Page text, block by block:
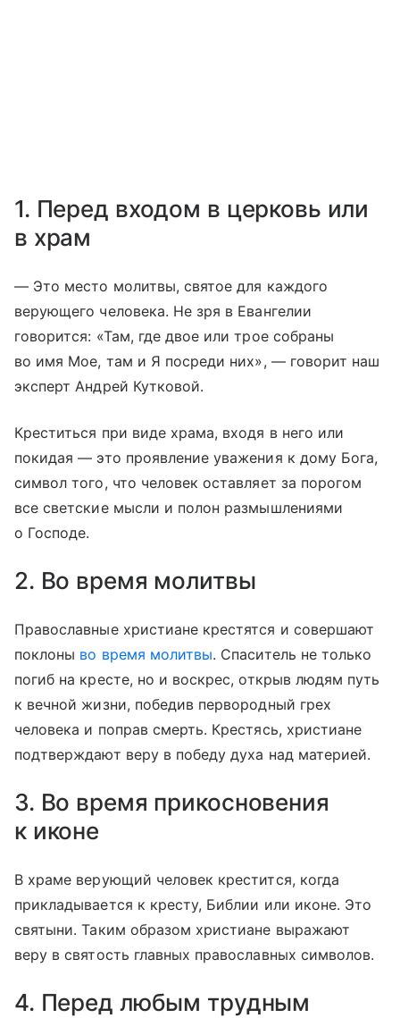
1. Перед входом в церковь или
в храм
— Это место молитвы, святое для каждого
верующего человека. Не зря в Евангелии
говорится: «Там, где двое или трое собраны
во имя Мое, там и Я посреди них», — говорит наш
эксперт Андрей Кутковой.
Креститься при виде храма, входя в него или
покидая — это проявление уважения к дому Бога,
символ того, что человек оставляет за порогом
все светские мысли и полон размышлениями
о Господе.
2. Во время молитвы
Православные христиане крестятся и совершают
поклоны во время молитвы. Спаситель не только
погиб на кресте, но и воскрес, открыв людям путь
к вечной жизни, победив первородный грех
человека и поправ смерть. Крестясь, христиане
подтверждают веру в победу духа над материей.
3. Во время прикосновения
к иконе
В храме верующий человек крестится, когда
прикладывается к кресту, Библии или иконе. Это
святыни. Таким образом христиане выражают
веру в святость главных православных символов.
4. Перед любым трудным